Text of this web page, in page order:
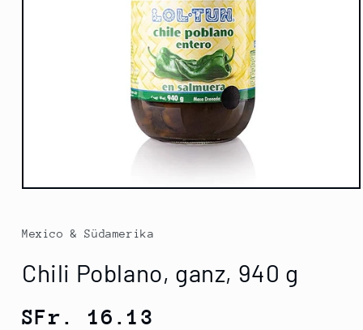
Medien
Modal
öffnen
Mexico & Südamerika
Chili Poblano, ganz, 940 g
Normaler
SFr. 16.13